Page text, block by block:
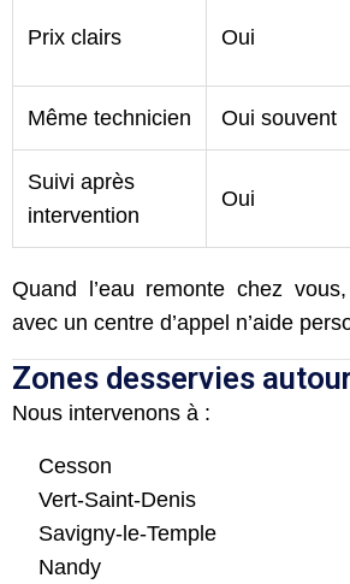
Prix clairs Oui
Même technicien Oui souvent
Suivi après
intervention
Oui
Quand l’eau remonte chez
avec un centre d’appel n’aide
Zones desservies
Nous intervenons à :
Cesson
Vert-Saint-Denis
Savigny-le-Temple
Nandy